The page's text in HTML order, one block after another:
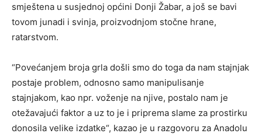
smještena u susjednoj općini Donji Žabar, a još se bavi
tovom junadi i svinja, proizvodnjom stočne hrane,
ratarstvom.
“Povećanjem broja grla došli smo do toga da nam stajnjak
postaje problem, odnosno samo manipulisanje
stajnjakom, kao npr. voženje na njive, postalo nam je
otežavajući faktor a uz to je i priprema slame za prostirku
donosila velike izdatke“, kazao je u razgovoru za Anadolu